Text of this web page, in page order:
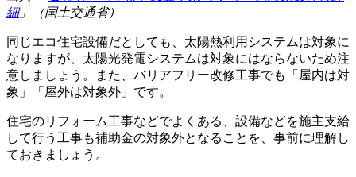
細」（国土交通省）
同じエコ住宅設備だとしても、太陽熱利用システムは対象に
なりますが、太陽光発電システムは対象にはならないため注
意しましょう。また、バリアフリー改修工事でも「屋内は対
象」「屋外は対象外」です。
住宅のリフォーム工事などでよくある、設備などを施主支給
して行う工事も補助金の対象外となることを、事前に理解し
ておきましょう。